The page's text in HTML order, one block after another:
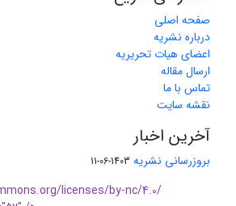
صفحه اصلی
درباره نشریه
اعضای هیات تحریریه
ارسال مقاله
تماس با ما
نقشه سایت
آخرین اخبار
بروزرسانی نشریه 1403-06-11
licenses/by-nc/4.0/